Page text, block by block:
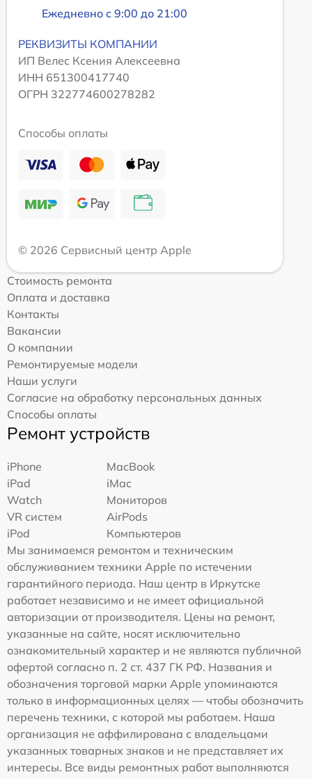
Ежедневно с 9:00 до 21:00
РЕКВИЗИТЫ КОМПАНИИ
ИП Велес Ксения Алексеевна
ИНН 651300417740
ОГРН 322774600278282
Способы оплаты
© 2026 Сервисный центр Apple
Стоимость ремонта
Оплата и доставка
Контакты
Вакансии
О компании
Ремонтируемые модели
Наши услуги
Согласие на обработку персональных данных
Способы оплаты
Ремонт устройств
iPhone
MacBook
iPad
iMac
Watch
Мониторов
VR систем
AirPods
iPod
Компьютеров
Мы занимаемся ремонтом и техническим
обслуживанием техники Apple по истечении
гарантийного периода. Наш центр в Иркутске
работает независимо и не имеет официальной
авторизации от производителя. Цены на ремонт,
указанные на сайте, носят исключительно
ознакомительный характер и не являются публичной
офертой согласно п. 2 ст. 437 ГК РФ. Названия и
обозначения торговой марки Apple упоминаются
только в информационных целях — чтобы обозначить
перечень техники, с которой мы работаем. Наша
организация не аффилирована с владельцами
указанных товарных знаков и не представляет их
интересы. Все виды ремонтных работ выполняются